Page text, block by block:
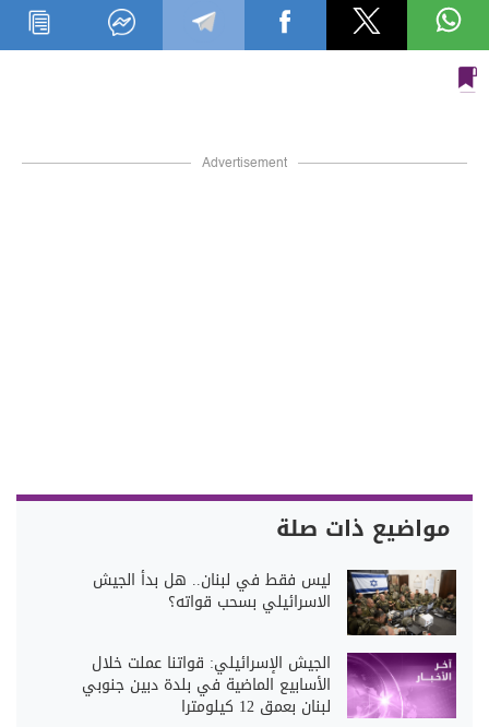
Advertisement
مواضيع ذات صلة
ليس فقط في لبنان.. هل بدأ الجيش
الاسرائيلي بسحب قواته؟
الجيش الإسرائيلي: قواتنا عملت خلال
الأسابيع الماضية في بلدة دبين جنوبي
لبنان بعمق 12 كيلومترا